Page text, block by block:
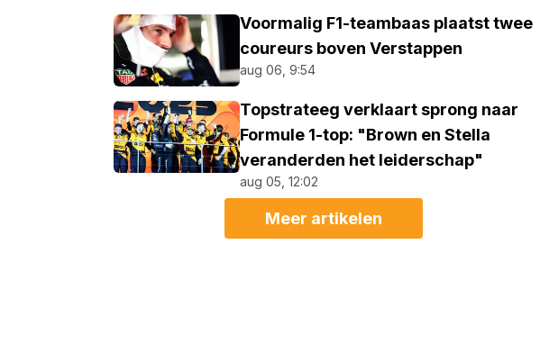
Voormalig F1-teambaas plaatst twee
coureurs boven Verstappen
aug 06, 9:54
Topstrateeg verklaart sprong naar
Formule 1-top: "Brown en Stella
veranderden het leiderschap"
aug 05, 12:02
Meer artikelen